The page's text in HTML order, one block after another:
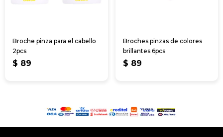
Broche pinza para el cabello
2pcs
$ 89
Broches pinzas de colores
brillantes 6pcs
$ 89